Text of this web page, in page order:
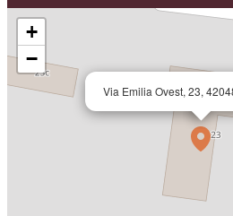
Via Emilia Ovest, 23,
+
−